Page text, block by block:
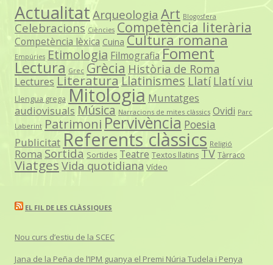
ActualitatArqueologia Art Blogosfera
Celebracions Ciències Competència literària
Competència lèxica Cuina Cultura romana
Empúries Etimologia Filmografia Foment
Lectura Grec Grècia Història de Roma
Lectures LiteraturaLlatinismes Llatí Llatí viu
Llengua grega Mitologia Muntatges
audiovisuals Música Narracions de mites clàssics Ovidi Parc
Laberint PatrimoniPervivència Poesia
PublicitatReferents clàssics Religió
Roma Sortida Sortides Teatre Textos llatins TV Tàrraco
Viatges Vida quotidiana Vídeo
EL FIL DE LES CLÀSSIQUES
Nou curs d’estiu de la SCEC
Jana de la Peña de l’IPM guanya el Premi Núria Tudela i Penya